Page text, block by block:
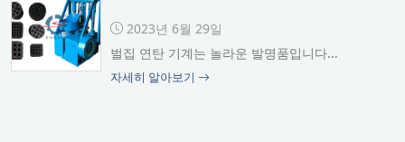
2023년 6월 29일
벌집 연탄 기계는 놀라운 발명품입니다...
자세히 알아보기